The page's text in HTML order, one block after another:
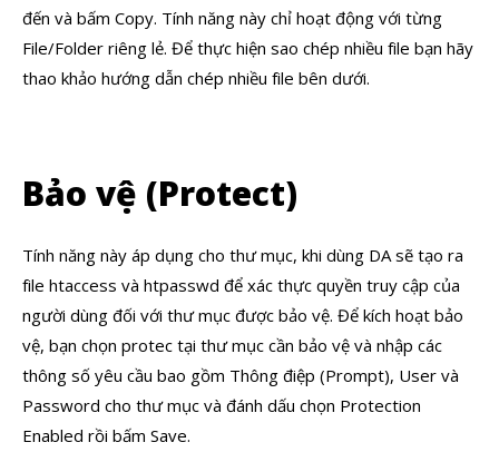
đến và bấm Copy. Tính năng này chỉ hoạt động với từng
File/Folder riêng lẻ. Để thực hiện sao chép nhiều file bạn hãy
thao khảo hướng dẫn chép nhiều file bên dưới.
Bảo vệ (Protect)
Tính năng này áp dụng cho thư mục, khi dùng DA sẽ tạo ra
file htaccess và htpasswd để xác thực quyền truy cập của
người dùng đối với thư mục được bảo vệ. Để kích hoạt bảo
vệ, bạn chọn protec tại thư mục cần bảo vệ và nhập các
thông số yêu cầu bao gồm Thông điệp (Prompt), User và
Password cho thư mục và đánh dấu chọn Protection
Enabled rồi bấm Save.